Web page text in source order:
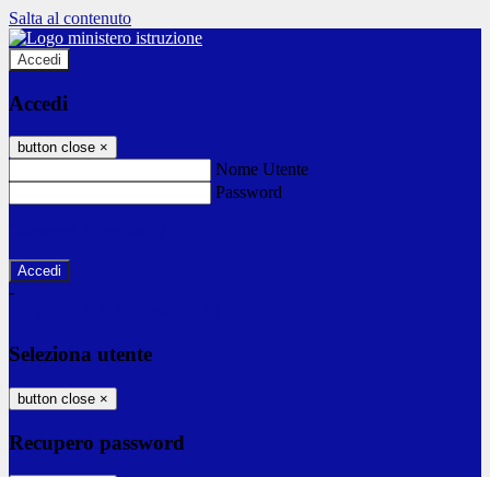
Salta al contenuto
Accedi
Accedi
button close ×
Nome Utente
Password
-
Seleziona utente
button close ×
Recupero password